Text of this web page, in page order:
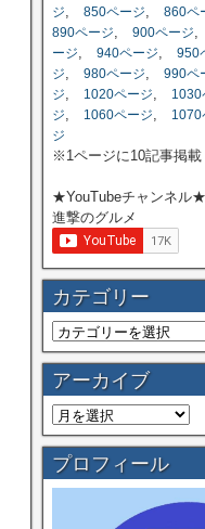
ジ, 850ページ, 860ペ
890ページ, 900ページ,
ージ, 940ページ, 950
ジ, 980ページ, 990ペ
ジ, 1020ページ, 1030
ジ, 1060ページ, 1070
ジ
※1ページに10記事掲載
★YouTubeチャンネル★
進撃のグルメ
カテゴリー
アーカイブ
プロフィール